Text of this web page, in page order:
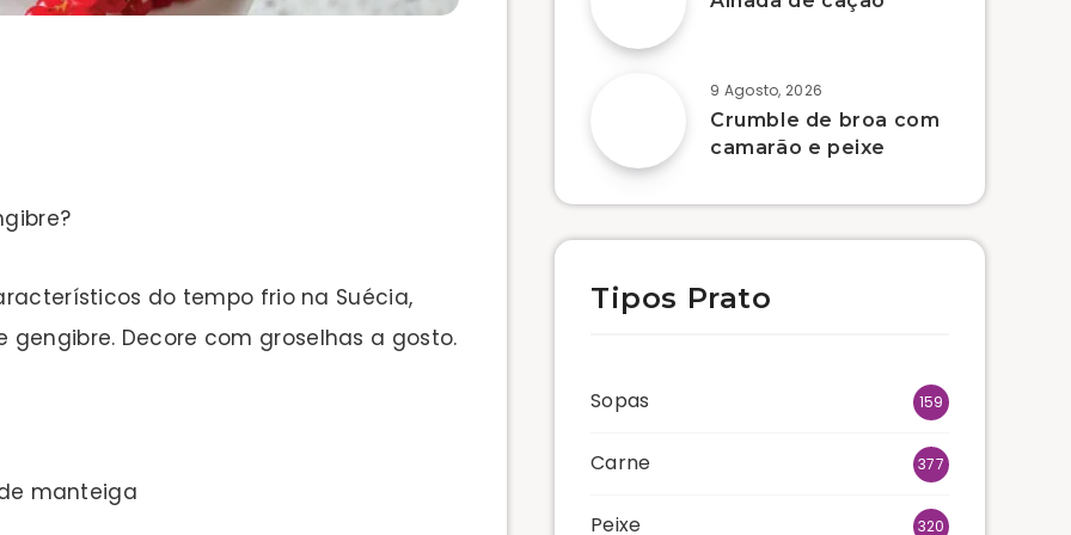
do tempo frio na Suécia,
Decore com groselhas a gosto.
manteiga
9 Agosto, 2026
Crumble de broa com
camarão e peixe
Tipos Prato
Sopas 159
Carne 377
Peixe 320